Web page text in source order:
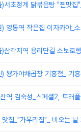
)서초정계 닭볶음탕 "찐맛
) 영통역 작은집 이자카야_
)삼각지역 용리단길 소보로
) 뿅가야채곱창 기흥점_ 기
역 김숙성_스페셜2, 트러
맛집_"가우리집"_ 비오는 날